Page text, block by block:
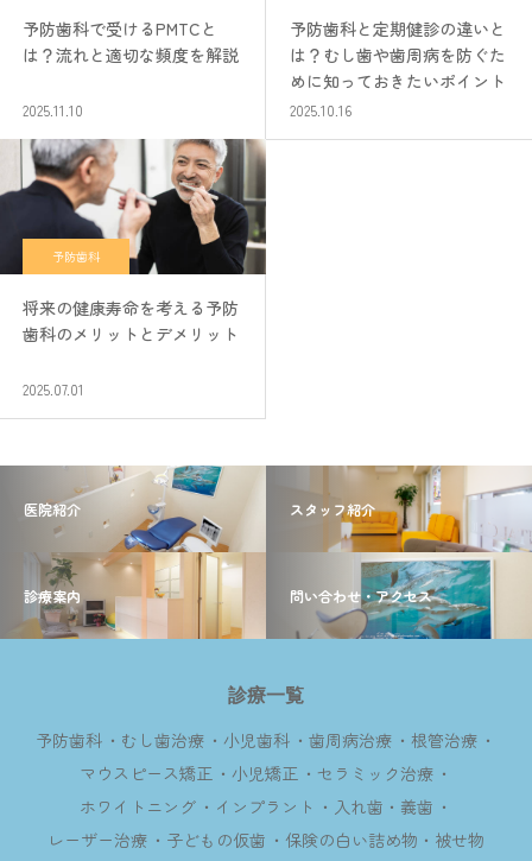
予防歯科で受けるPMTCと
は？流れと適切な頻度を解説
2025.11.10
予防歯科と定期健診の違いと
は？むし歯や歯周病を防ぐた
めに知っておきたいポイント
2025.10.16
予防歯科
将来の健康寿命を考える予防
歯科のメリットとデメリット
2025.07.01
医院紹介 スタッフ紹介
診療案内 問い合わせ・アクセス
診療一覧
予防歯科 むし歯治療 小児歯科 歯周病治療
根管治療
マウスピース矯正
小児矯正
セラミック治療
ホワイトニング
インプラント
入れ歯・義歯
レーザー治療
子どもの仮歯 保険の白い詰め物・被せ物